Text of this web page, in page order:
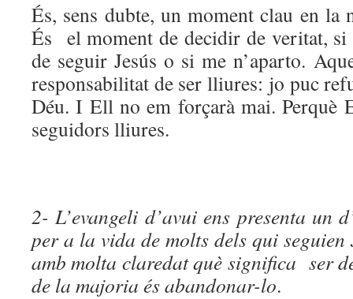
És, sens dubte, un moment clau en la
És el moment de decidir de veritat, si
de seguir Jesús o si me n’aparto.
responsabilitat de ser lliures: jo puc
Déu. I Ell no em forçarà mai. Perquè
seguidors lliures.
2- L’evangeli d’avui ens presenta un
per a la vida de molts dels qui
amb molta claredat què significa ser
de la majoria és abandonar-lo.